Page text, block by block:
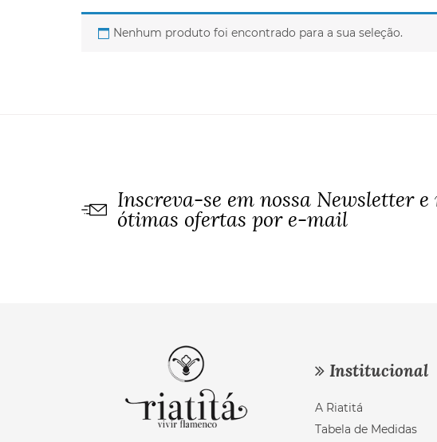
Nenhum produto foi encontrado para a sua seleção.
Inscreva-se em nossa Newsletter e
ótimas ofertas por e-mail
Institucional
A Riatitá
Tabela de Medidas